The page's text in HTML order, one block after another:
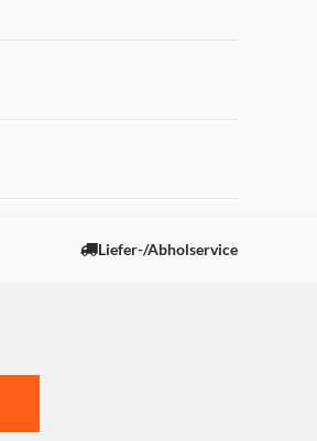
Liefer-/Abholservice